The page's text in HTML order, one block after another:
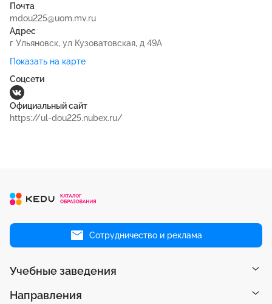
Почта
mdou225@uom.mv.ru
Адрес
г Ульяновск, ул Кузоватовская, д 49А
Показать на карте
Соцсети
Официальный сайт
https://ul-dou225.nubex.ru/
Сотрудничество и реклама
Учебные заведения
Направления